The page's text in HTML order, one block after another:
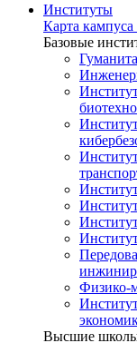
Институты
Карта кампуса
Базовые
Физико-
Высшие